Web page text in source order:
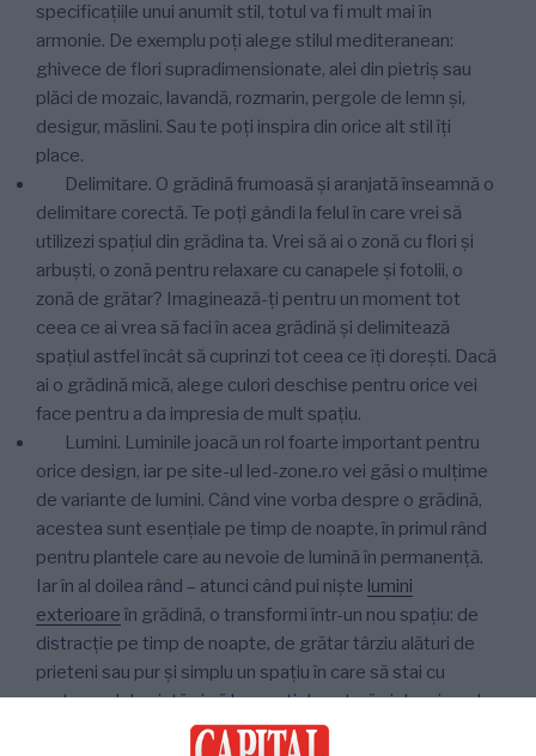
specificațiile unui anumit stil, totul va fi mult mai în
armonie. De exemplu poți alege stilul mediteranean:
ghivece de flori supradimensionate, alei din pietriș sau
plăci de mozaic, lavandă, rozmarin, pergole de lemn și,
desigur, măslini. Sau te poți inspira din orice alt stil îți
place.
Delimitare. O grădină frumoasă și aranjată înseamnă o
delimitare corectă. Te poți gândi la felul în care vrei să
utilizezi spațiul din grădina ta. Vrei să ai o zonă cu flori și
arbuști, o zonă pentru relaxare cu canapele și fotolii, o
zonă de grătar? Imaginează-ți pentru un moment tot
ceea ce ai vrea să faci în acea grădină și delimitează
spațiul astfel încât să cuprinzi tot ceea ce îți dorești. Dacă
ai o grădină mică, alege culori deschise pentru orice vei
face pentru a da impresia de mult spațiu.
Lumini. Luminile joacă un rol foarte important pentru
orice design, iar pe site-ul led-zone.ro vei găsi o mulțime
de variante de lumini. Când vine vorba despre o grădină,
acestea sunt esențiale pe timp de noapte, în primul rând
pentru plantele care au nevoie de lumină în permanență.
Iar în al doilea rând – atunci când pui niște lumini
exterioare în grădină, o transformi într-un nou spațiu: de
distracție pe timp de noapte, de grătar târziu alături de
prieteni sau pur și simplu un spațiu în care să stai cu
partenerul de viață și vă bucurați de natură și de mirosul
florilor de lângă voi.Toate acestea formează o imagine a